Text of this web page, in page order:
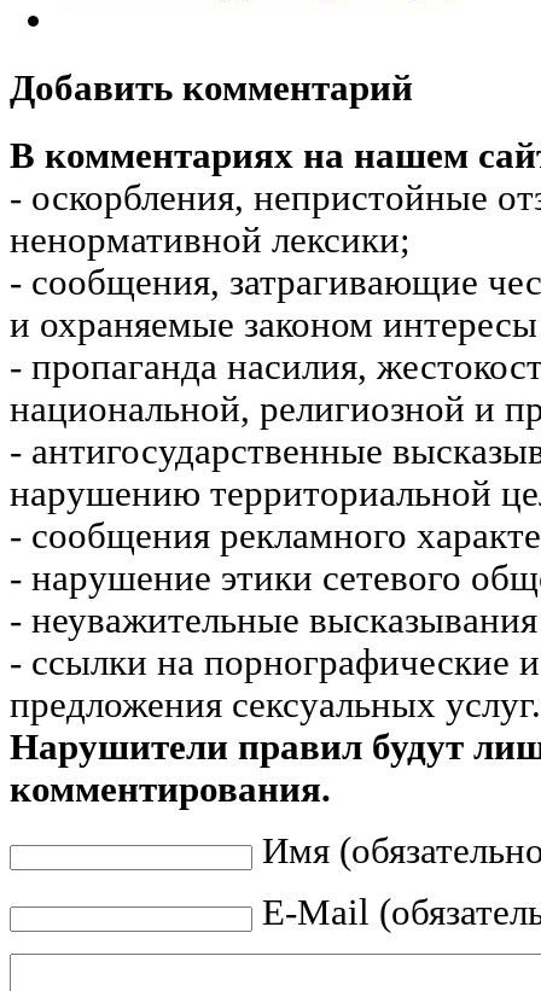
Добавить комментарий
В комментариях на нашем
- оскорбления, непристойные
ненормативной лексики;
- сообщения, затрагивающие
и охраняемые законом
- пропаганда насилия,
национальной, религиозной и
- антигосударственные
нарушению территориальной
- сообщения рекламного
- нарушение этики сетевого
- неуважительные
- ссылки на порнографические
предложения сексуальных услуг.
Нарушители правил будут
комментирования.
Имя
E-Mail